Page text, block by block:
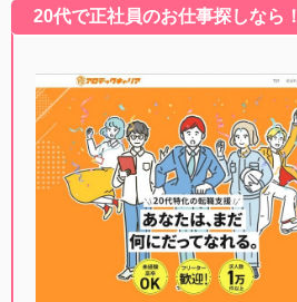
20代で正社員のお仕事探しなら！